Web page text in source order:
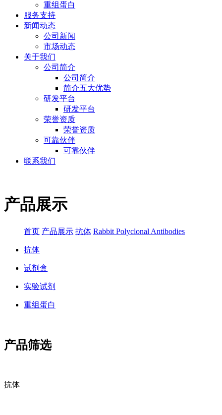
重组蛋白
服务支持
新闻动态
公司新闻
市场动态
关于我们
公司简介
公司简介
简介五大优势
研发平台
研发平台
荣誉资质
荣誉资质
可靠伙伴
可靠伙伴
联系我们
产品展示
首页 产品展示 抗体 Rabbit Polyclonal Antibodies
抗体
试剂盒
实验试剂
重组蛋白
产品筛选
抗体